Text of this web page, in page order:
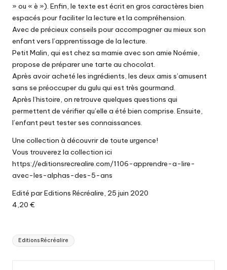
» ou « è »). Enfin, le texte est écrit en gros caractères bien
espacés pour faciliter la lecture et la compréhension.
Avec de précieux conseils pour accompagner au mieux son
enfant vers l’apprentissage de la lecture.
Petit Malin, qui est chez sa mamie avec son amie Noémie,
propose de préparer une tarte au chocolat.
Après avoir acheté les ingrédients, les deux amis s’amusent
sans se préoccuper du gulu qui est très gourmand.
Après l’histoire, on retrouve quelques questions qui
permettent de vérifier qu’elle a été bien comprise. Ensuite,
l’enfant peut tester ses connaissances.
Une collection à découvrir de toute urgence!
Vous trouverez la collection ici
https://editionsrecrealire.com/1106-apprendre-a-lire-
avec-les-alphas-des-5-ans
Edité par Editions Récréalire, 25 juin 2020
4,20 €
Tags:
Editions Récréalire